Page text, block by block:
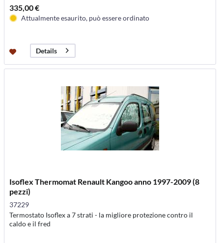
335,00 €
Attualmente esaurito, può essere ordinato
Details
Isoflex Thermomat Renault Kangoo anno 1997-2009 (8
pezzi)
37229
Termostato Isoflex a 7 strati - la migliore protezione contro il
caldo e il fred